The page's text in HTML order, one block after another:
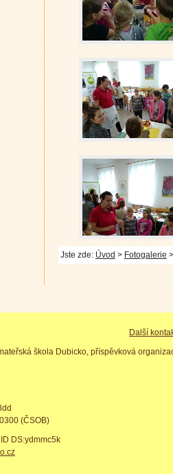
Jste zde: Úvod > Fotogalerie
Další
škola Dubicko, příspěvková
(ČSOB)
DS:ydmmc5k